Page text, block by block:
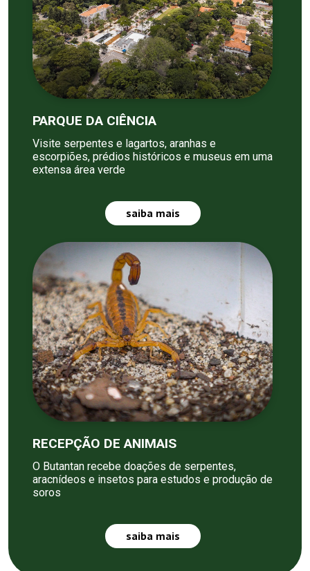
PARQUE DA CIÊNCIA
Visite serpentes e lagartos, aranhas e
escorpiões, prédios históricos e museus em uma
extensa área verde
saiba mais
RECEPÇÃO DE ANIMAIS
O Butantan recebe doações de serpentes,
aracnídeos e insetos para estudos e produção de
soros
saiba mais